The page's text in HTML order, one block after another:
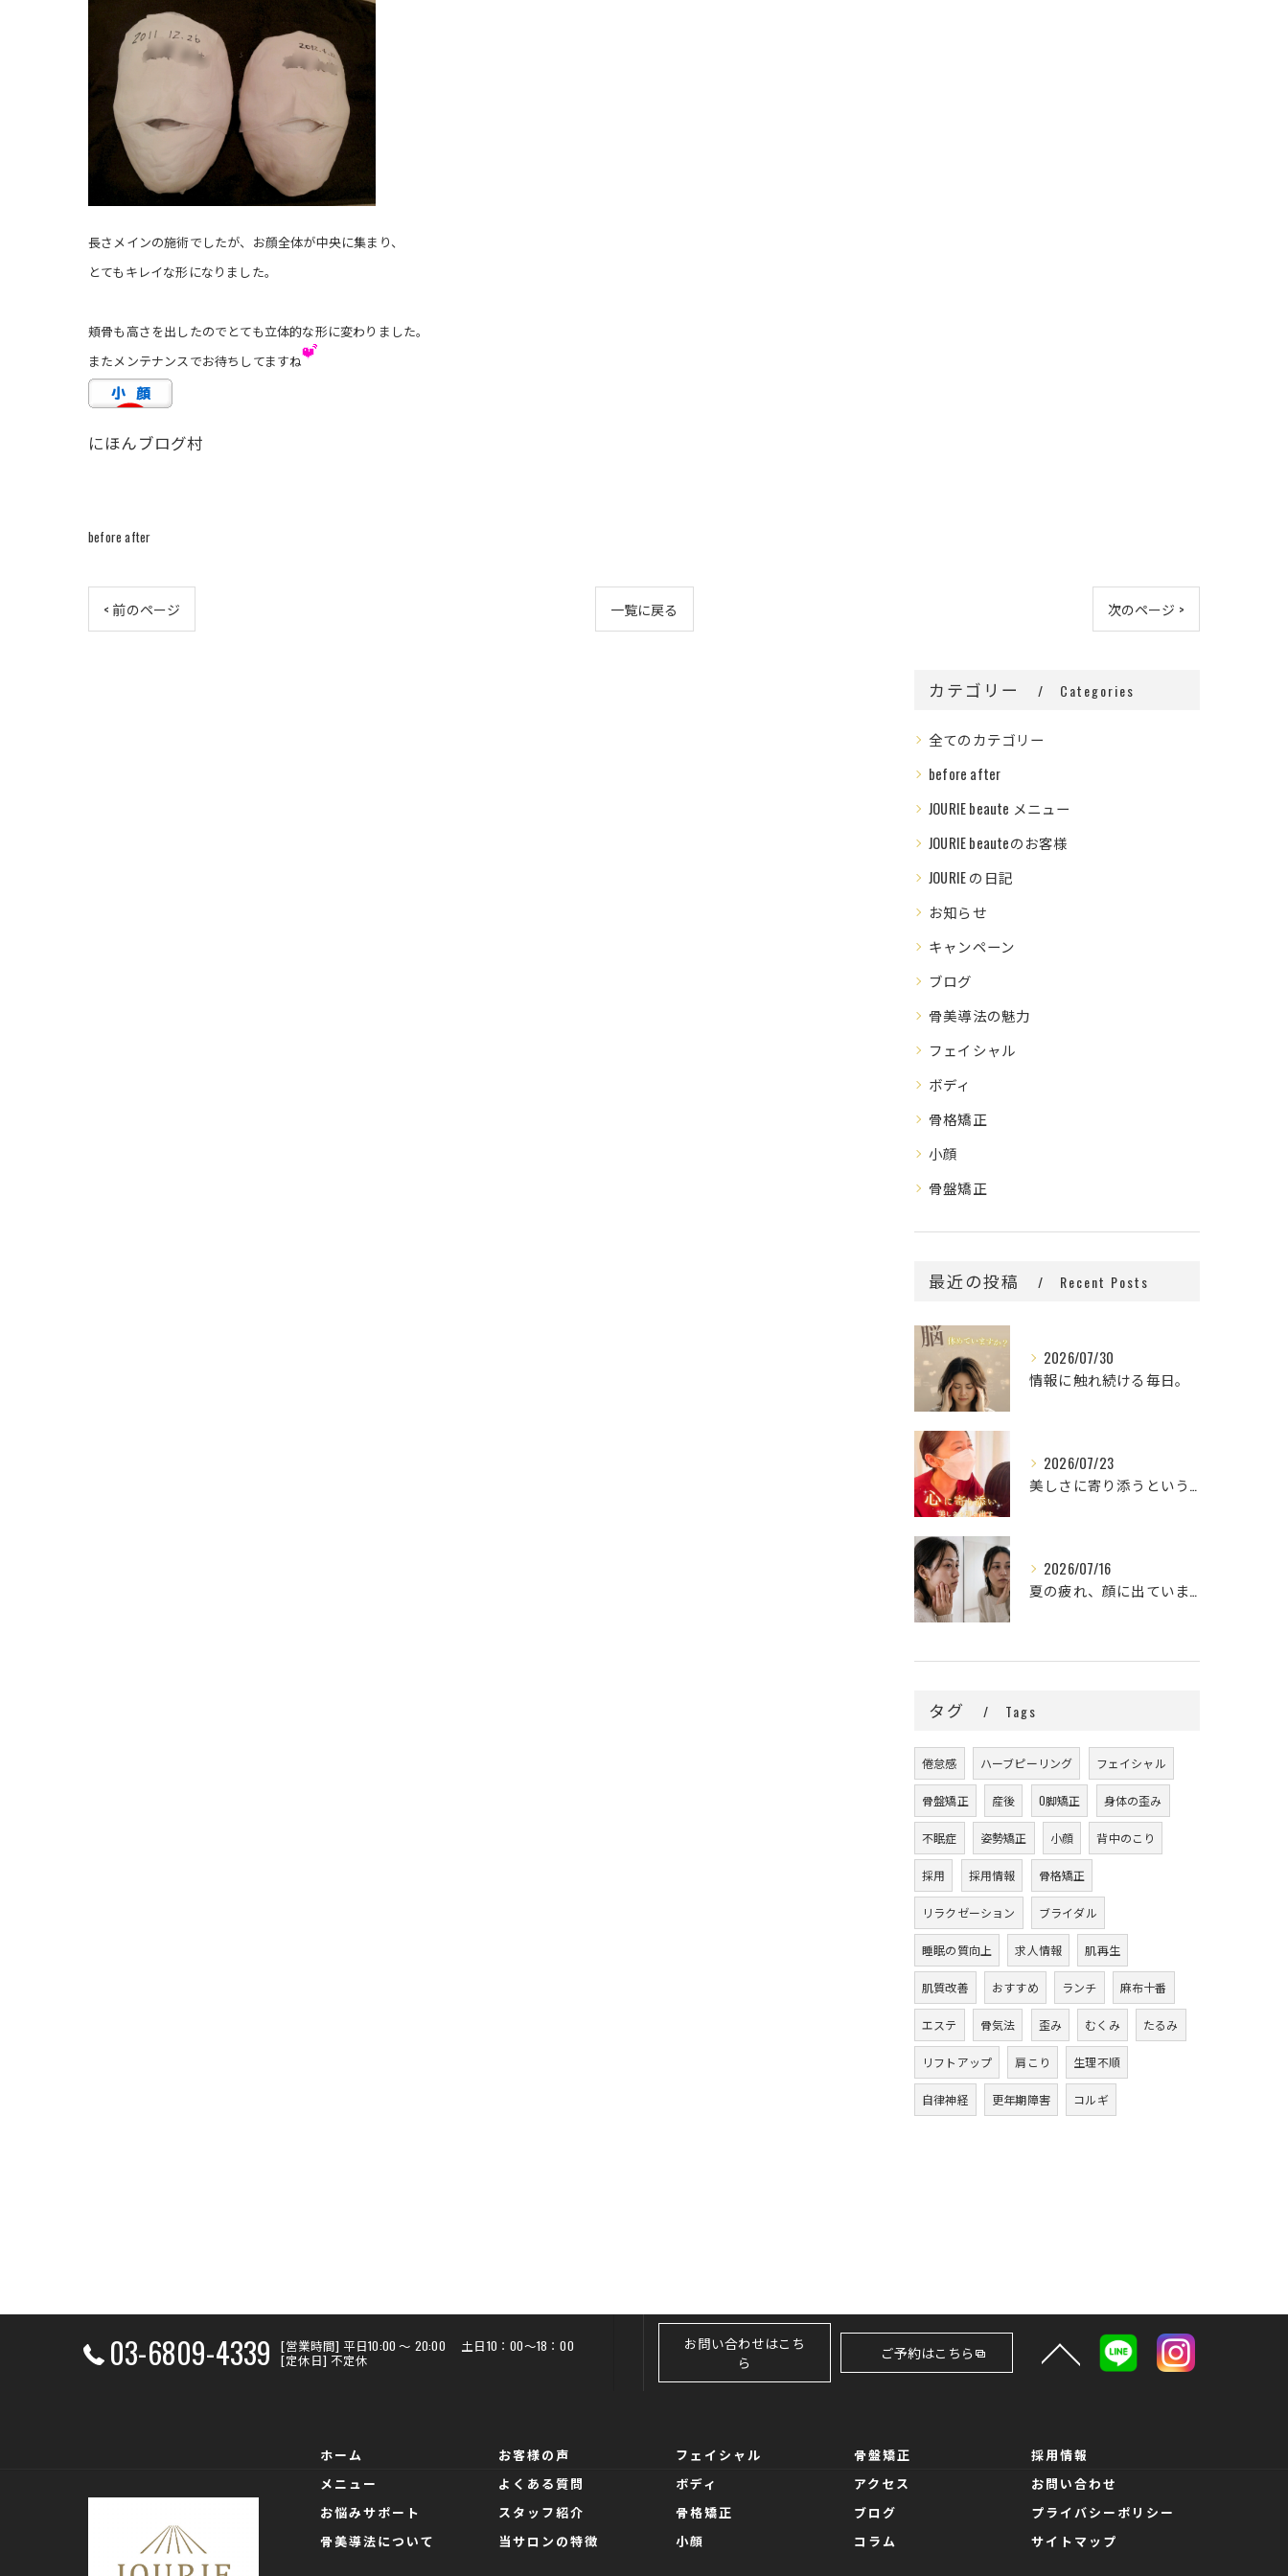
長さメインの施術でしたが、お顔全体が中央に集まり、
とてもキレイな形になりました。
頬骨も高さを出したのでとても立体的な形に変わりました。
またメンテナンスでお待ちしてますね
にほんブログ村
before after
< 前のページ 一覧に戻る 次のページ >
カテゴリー Categories
全てのカテゴリー
before after
JOURIE beaute メニュー
JOURIE beauteのお客様
JOURIE の日記
お知らせ
キャンペーン
ブログ
骨美導法の魅力
フェイシャル
ボディ
骨格矯正
小顔
骨盤矯正
最近の投稿 Recent Posts
2026/07/30
情報に触れ続ける毎日。
2026/07/23
美しさに寄り添うということ。
2026/07/16
夏の疲れ、顔に出ていませんか？🌿
タグ Tags
倦怠感 ハーブピーリング フェイシャル
骨盤矯正 産後 O脚矯正 身体の歪み
不眠症 姿勢矯正 小顔 背中のこり
採用 採用情報 骨格矯正
リラクゼーション ブライダル
睡眠の質向上 求人情報 肌再生
肌質改善 おすすめ ランチ 麻布十番
エステ 骨気法 歪み むくみ たるみ
リフトアップ 肩こり 生理不順
自律神経 更年期障害 コルギ
03-6809-4339 [営業時間] 平日10:00 〜 20:00 土日10：00～18：00
[定休日] 不定休
お問い合わせはこち
ら
ご予約はこちら
ホーム
メニュー
お悩みサポート
骨美導法について
お客様の声
よくある質問
スタッフ紹介
当サロンの特徴
フェイシャル
ボディ
骨格矯正
小顔
骨盤矯正
アクセス
ブログ
コラム
採用情報
お問い合わせ
プライバシーポリシー
サイトマップ